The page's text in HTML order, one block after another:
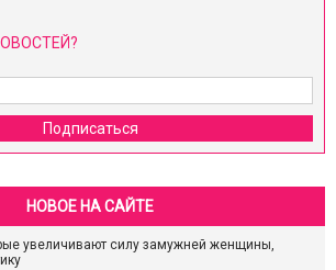
Подписаться
НОВОЕ НА САЙТЕ
увеличивают силу замужней женщины,